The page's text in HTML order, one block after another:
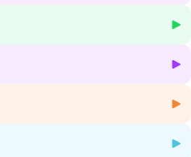
France, elle multiplie les expériences
de l’ancien « All Black » Byron
un voyage marquant en Nouvelle-
coiffure à son retour en France, son
à l’essor du sport sur la